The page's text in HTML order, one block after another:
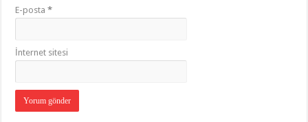
E-posta*
İnternet sitesi